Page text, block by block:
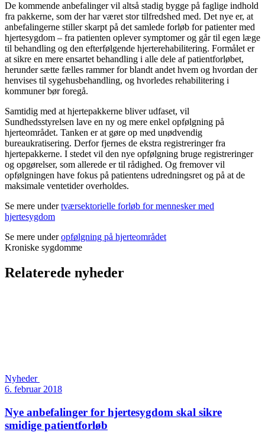
De kommende anbefalinger vil altså stadig bygge på faglige indhold
fra pakkerne, som der har været stor tilfredshed med. Det nye er, at
anbefalingerne stiller skarpt på det samlede forløb for patienter med
hjertesygdom – fra patienten oplever symptomer og går til egen læge
til behandling og den efterfølgende hjerterehabilitering. Formålet er
at sikre en mere ensartet behandling i alle dele af patientforløbet,
herunder sætte fælles rammer for blandt andet hvem og hvordan der
henvises til sygehusbehandling, og hvorledes rehabilitering i
kommuner bør foregå.
Samtidig med at hjertepakkerne bliver udfaset, vil
Sundhedsstyrelsen lave en ny og mere enkel opfølgning på
hjerteområdet. Tanken er at gøre op med unødvendig
bureaukratisering. Derfor fjernes de ekstra registreringer fra
hjertepakkerne. I stedet vil den nye opfølgning bruge registreringer
og opgørelser, som allerede er til rådighed. Og fremover vil
opfølgningen have fokus på patientens udredningsret og på at de
maksimale ventetider overholdes.
Se mere undertværsektorielle forløb for mennesker med
hjertesygdom
Se mere underopfølgning på hjerteområdet
Kroniske sygdomme
Relaterede nyheder
Nyheder
6. februar 2018
Nye anbefalinger for hjertesygdom skal sikre
smidige patientforløb